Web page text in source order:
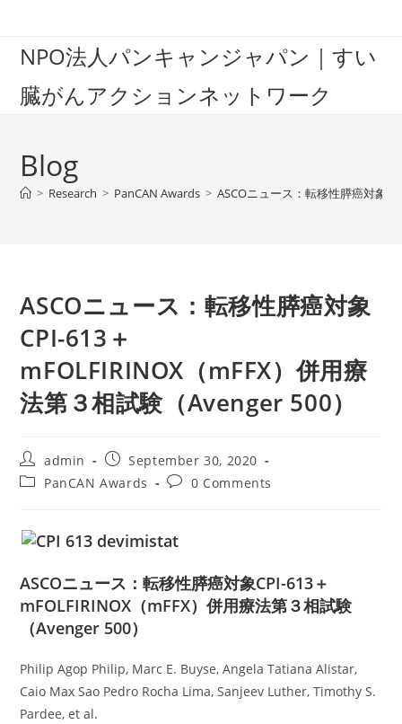
contentNPO法人パンキャンジャパン｜すい
臓がんアクションネットワーク
Blog
> Research > PanCAN Awards > ASCOニュース：転移性膵癌対象
ASCOニュース：転移性膵癌対象
CPI-613＋
mFOLFIRINOX（mFFX）併用療
法第３相試験（Avenger 500）
Post
author:
admin
Post
published:
September 30, 2020
PostPanCAN Awards
Post0 Comments
ASCOニュース：転移性膵癌対象CPI-613＋
mFOLFIRINOX（mFFX）併用療法第３相試験
（Avenger 500）
Philip Agop Philip, Marc E. Buyse, Angela Tatiana Alistar,
Caio Max Sao Pedro Rocha Lima, Sanjeev Luther, Timothy S.
Pardee, et al.